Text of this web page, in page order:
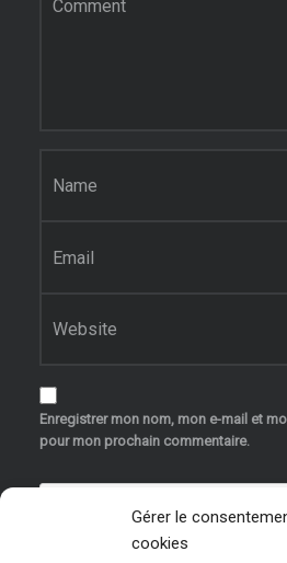
Gérer le
cookies
Enregistrer mon nom, mon e-mail et
pour mon prochain commentaire.